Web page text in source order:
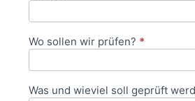
Wo sollen wir prüfen? *
Was und wieviel soll geprüft